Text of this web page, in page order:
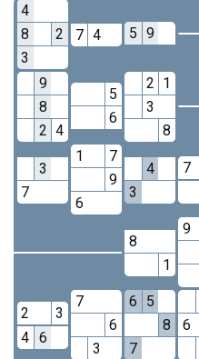
4
8
2
3
7 4 5 9
9
8
2 4
5
6
2 1
3
8
3
7
1
7
9
6
4
3
7
8
1
9
2
3
4 6
7
6
3
6
5
8
7
6